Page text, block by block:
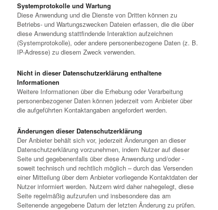
Systemprotokolle und Wartung
Diese Anwendung und die Dienste von Dritten können zu
Betriebs- und Wartungszwecken Dateien erfassen, die die über
diese Anwendung stattfindende Interaktion aufzeichnen
(Systemprotokolle), oder andere personenbezogene Daten (z. B.
IP-Adresse) zu diesem Zweck verwenden.
Nicht in dieser Datenschutzerklärung enthaltene
Informationen
Weitere Informationen über die Erhebung oder Verarbeitung
personenbezogener Daten können jederzeit vom Anbieter über
die aufgeführten Kontaktangaben angefordert werden.
Änderungen dieser Datenschutzerklärung
Der Anbieter behält sich vor, jederzeit Änderungen an dieser
Datenschutzerklärung vorzunehmen, indem Nutzer auf dieser
Seite und gegebenenfalls über diese Anwendung und/oder -
soweit technisch und rechtlich möglich – durch das Versenden
einer Mitteilung über dem Anbieter vorliegende Kontaktdaten der
Nutzer informiert werden. Nutzern wird daher nahegelegt, diese
Seite regelmäßig aufzurufen und insbesondere das am
Seitenende angegebene Datum der letzten Änderung zu prüfen.